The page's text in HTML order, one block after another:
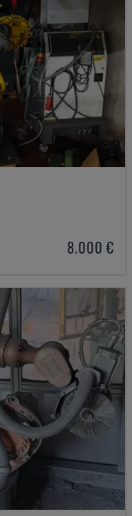
8.000 €